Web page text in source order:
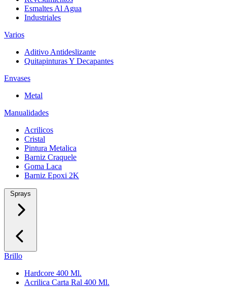
Esmaltes Al Agua
Industriales
Varios
Aditivo Antideslizante
Quitapinturas Y Decapantes
Envases
Metal
Manualidades
Acrilicos
Cristal
Pintura Metalica
Barniz Craquele
Goma Laca
Barniz Epoxi 2K
Sprays
Brillo
Hardcore 400 Ml.
Acrilica Carta Ral 400 Ml.